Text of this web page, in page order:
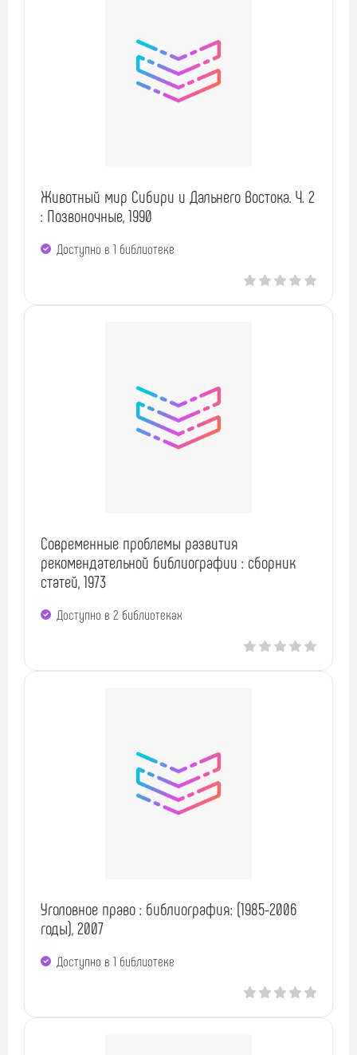
Животный мир Сибири и Дальнего Востока. Ч. 2
: Позвоночные, 1990
Доступно в 1 библиотекe
Современные проблемы развития
рекомендательной библиографии : сборник
статей, 1973
Доступно в 2 библиотеках
Уголовное право : библиография: (1985-2006
годы), 2007
Доступно в 1 библиотекe